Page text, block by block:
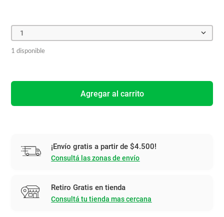
1
1 disponible
Agregar al carrito
¡Envío gratis a partir de $4.500!
Consultá las zonas de envío
Retiro Gratis en tienda
Consultá tu tienda mas cercana